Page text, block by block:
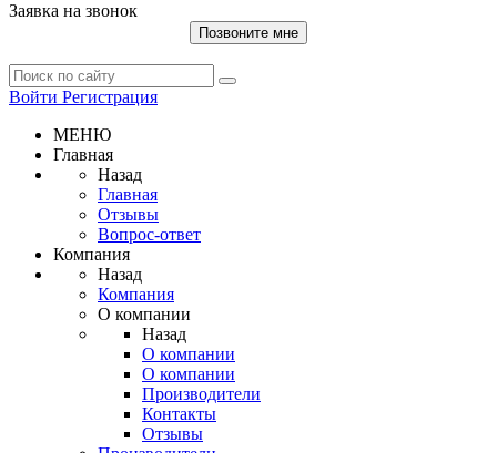
Заявка на звонок
Позвоните мне
Войти Регистрация
МЕНЮ
Главная
Назад
Главная
Отзывы
Вопрос-ответ
Компания
Назад
Компания
О компании
Назад
О компании
О компании
Производители
Контакты
Отзывы